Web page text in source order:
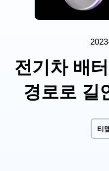
전기차 배
경로로 길
티